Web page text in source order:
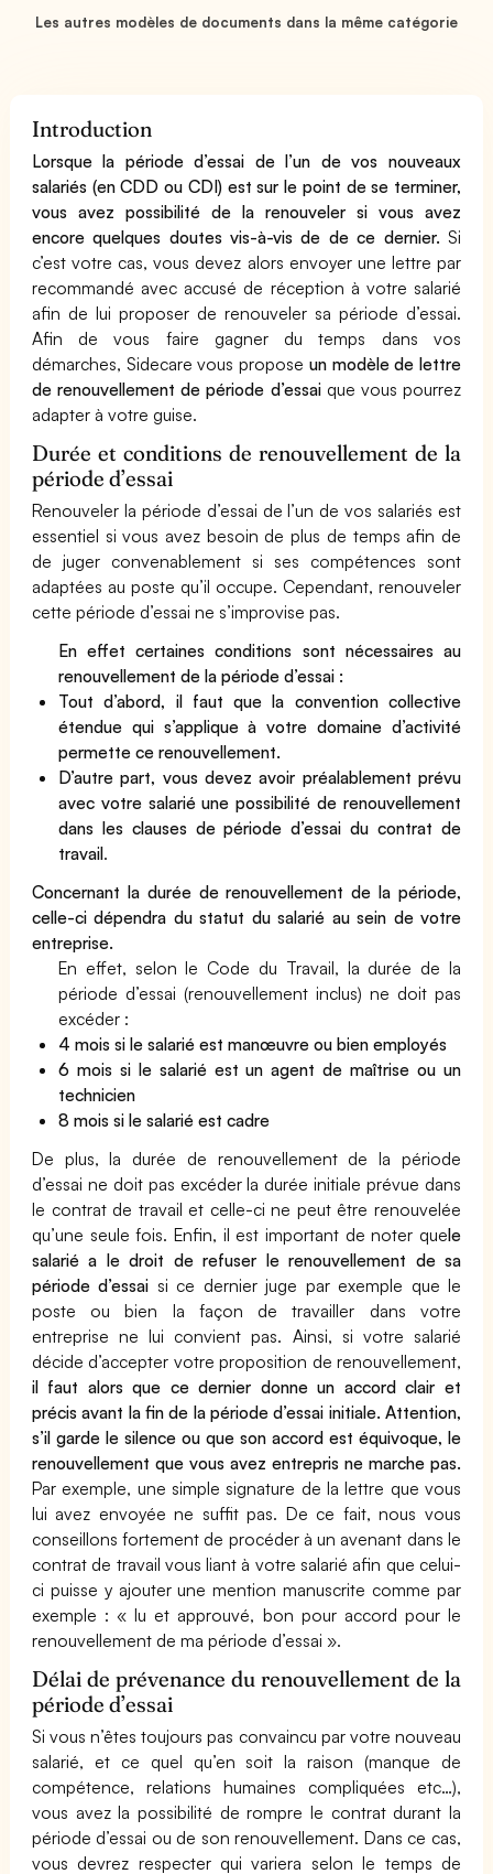
Les autres modèles de documents dans la même catégorie
Introduction
Lorsque la période d’essai de l’un de vos nouveaux
salariés (en CDD ou CDI) est sur le point de se terminer,
vous avez possibilité de la renouveler si vous avez
encore quelques doutes vis-à-vis de de ce dernier. Si
c’est votre cas, vous devez alors envoyer une lettre par
recommandé avec accusé de réception à votre salarié
afin de lui proposer de renouveler sa période d’essai.
Afin de vous faire gagner du temps dans vos
démarches, Sidecare vous propose un modèle de lettre
de renouvellement de période d’essaique vous pourrez
adapter à votre guise.
Durée et conditions de renouvellement de la
période d’essai
Renouveler la période d’essai de l’un de vos salariés est
essentiel si vous avez besoin de plus de temps afin de
de juger convenablement si ses compétences sont
adaptées au poste qu’il occupe. Cependant, renouveler
cette période d’essai ne s’improvise pas.
En effet certaines conditions sont nécessaires au
renouvellement de la période d’essai :
Tout d’abord, il faut que la convention collective
étendue qui s’applique à votre domaine d’activité
permette ce renouvellement.
D’autre part, vous devez avoir préalablement prévu
avec votre salarié une possibilité de renouvellement
dans les clauses de période d’essai du contrat de
travail.
Concernant la durée de renouvellement de la période,
celle-ci dépendra du statut du salarié au sein de votre
entreprise.
En effet, selon le Code du Travail, la durée de la
période d’essai (renouvellement inclus) ne doit pas
excéder :
4 mois si le salarié est manœuvre ou bien employés
6 mois si le salarié est un agent de maîtrise ou un
technicien
8 mois si le salarié est cadre
De plus, la durée de renouvellement de la période
d’essai ne doit pas excéder la durée initiale prévue dans
le contrat de travail et celle-ci ne peut être renouvelée
qu’une seule fois. Enfin, il est important de noter quele
salarié a le droit de refuser le renouvellement de sa
période d’essai si ce dernier juge par exemple que le
poste ou bien la façon de travailler dans votre
entreprise ne lui convient pas. Ainsi, si votre salarié
décide d’accepter votre proposition de renouvellement,
il faut alors que ce dernier donne un accord clair et
précis avant la fin de la période d’essai initiale. Attention,
s’il garde le silence ou que son accord est équivoque, le
renouvellement que vous avez entrepris ne marche pas.
Par exemple, une simple signature de la lettre que vous
lui avez envoyée ne suffit pas. De ce fait, nous vous
conseillons fortement de procéder à un avenant dans le
contrat de travail vous liant à votre salarié afin que celui-
ci puisse y ajouter une mention manuscrite comme par
exemple : « lu et approuvé, bon pour accord pour le
renouvellement de ma période d’essai ».
Délai de prévenance du renouvellement de la
période d’essai
Si vous n’êtes toujours pas convaincu par votre nouveau
salarié, et ce quel qu’en soit la raison (manque de
compétence, relations humaines compliquées etc…),
vous avez la possibilité de rompre le contrat durant la
période d’essai ou de son renouvellement. Dans ce cas,
vous devrez respecter qui variera selon le temps de